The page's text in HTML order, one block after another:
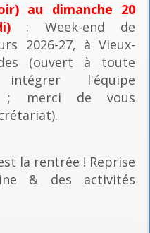
au dimanche 20
: Week-end de
2026-27, à Vieux-
(ouvert à toute
l'équipe
; merci de vous
la rentrée ! Reprise
& des activités